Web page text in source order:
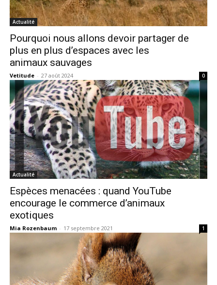
Actualité
Pourquoi nous allons devoir partager de
plus en plus d’espaces avec les
animaux sauvages
Vetitude - 27 août 2024 0
Actualité
Espèces menacées : quand YouTube
encourage le commerce d’animaux
exotiques
Mia Rozenbaum - 17 septembre 2021 1